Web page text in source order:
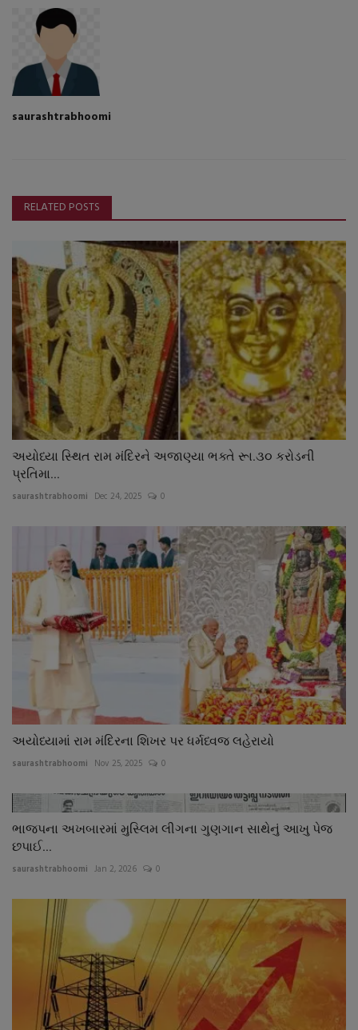
saurashtrabhoomi
RELATED POSTS
અયોધ્યા સ્થિત રામ મંદિરને અજાણ્યા ભક્તે રૂા.૩૦ કરોડની
પ્રતિમા...
saurashtrabhoomi Dec 24, 2025 0
અયોધ્યામાં રામ મંદિરના શિખર પર ધર્મધ્વજ લહેરાયો
saurashtrabhoomi Nov 25, 2025 0
ભાજપના અખબારમાં મુસ્લિમ લીગના ગુણગાન સાથેનું આખુ પેજ
છપાઈ...
saurashtrabhoomi Jan 2, 2026 0